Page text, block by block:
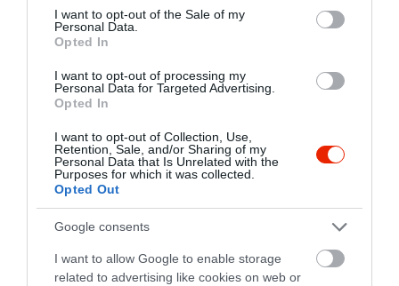
consent section.
I want to opt-out of the Sale of my
Personal Data.
Opted In
I want to opt-out of processing my
Personal Data for Targeted Advertising.
Opted In
I want to opt-out of Collection, Use,
Retention, Sale, and/or Sharing of my
Personal Data that Is Unrelated with the
Purposes for which it was collected.
Opted Out
Google consents
I want to allow Google to enable storage
related to advertising like cookies on web or
Értékelések Értékeld Te is
4.4 5 4
3 0
2 1